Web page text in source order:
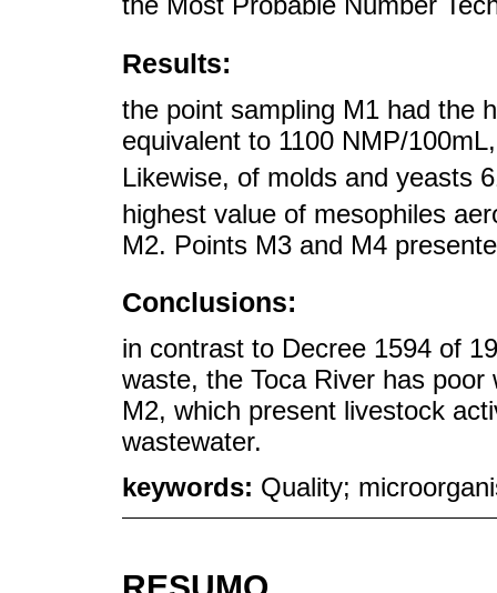
Results:
the point sampling M1 had the
equivalent to 1100 NMP/
Likewise, of molds and yeasts
highest value of mesophiles
M2. Points M3 and M4
Conclusions:
in contrast to Decree 1594 of
waste, the Toca River has
M2, which present livestock
wastewater.
keywords: Quality;